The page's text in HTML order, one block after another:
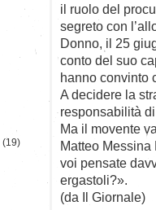
il ruolo del
segreto con
Donno, il 25
conto del suo
hanno convinto
A decidere la
responsabilità
Ma il movente
Matteo Messina
voi pensate
ergastoli?».
(da Il Giornale)
(19)